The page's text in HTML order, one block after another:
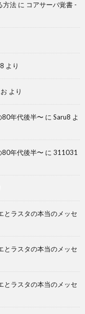
方法 に コアサーバ覚書 -
より
より
80年代後半〜 に Saru8 よ
80年代後半〜 に 311031
とラスタの本当のメッセ
とラスタの本当のメッセ
とラスタの本当のメッセ